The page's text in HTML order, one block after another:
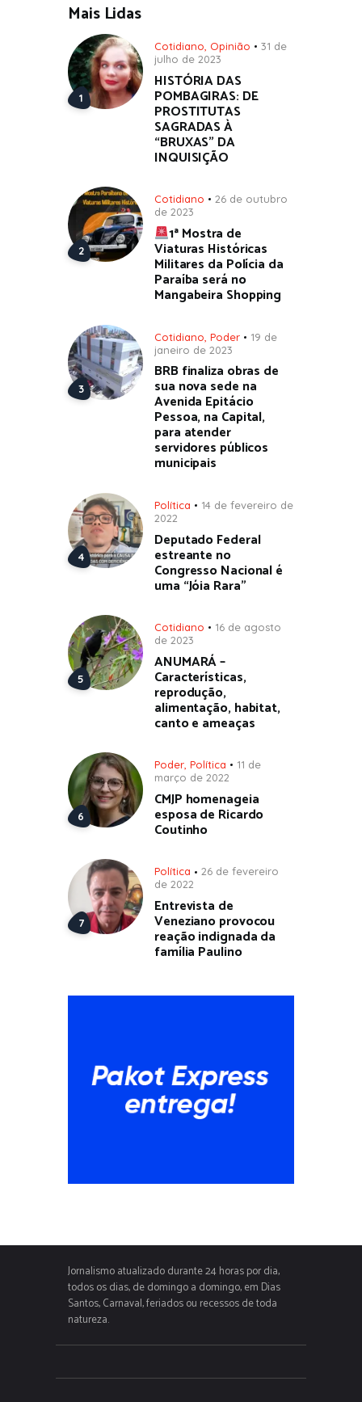
Mais Lidas
Cotidiano Opinião
31 de
julho de 2023
HISTÓRIA DAS
POMBAGIRAS: DE
PROSTITUTAS
SAGRADAS À
“BRUXAS” DA
INQUISIÇÃO
Cotidiano
26 de outubro
de 2023
1ª Mostra de
Viaturas Históricas
Militares da Polícia da
Paraíba será no
Mangabeira Shopping
Cotidiano Poder
19 de
janeiro de 2023
BRB finaliza obras de
sua nova sede na
Avenida Epitácio
Pessoa, na Capital,
para atender
servidores públicos
municipais
Política
14 de fevereiro de
2022
Deputado Federal
estreante no
Congresso Nacional é
uma “Jóia Rara”
Cotidiano
16 de agosto
de 2023
ANUMARÁ –
Características,
reprodução,
alimentação, habitat,
canto e ameaças
Poder Política
11 de
março de 2022
CMJP homenageia
esposa de Ricardo
Coutinho
Política
26 de fevereiro
de 2022
Entrevista de
Veneziano provocou
reação indignada da
família Paulino
Jornalismo atualizado durante 24 horas por dia,
todos os dias, de domingo a domingo, em Dias
Santos, Carnaval, feriados ou recessos de toda
natureza.